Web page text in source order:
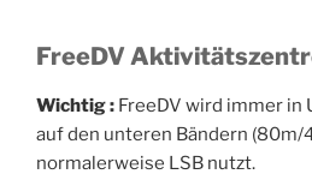
FreeDV
Wichtig : FreeDV wird immer in
auf den unteren Bändern (80m/
normalerweise LSB nutzt.